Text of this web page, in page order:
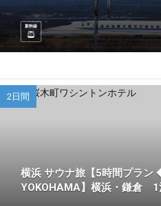
新幹線
2日間
横浜 サウナ旅【5時間プラン
YOKOHAMA】横浜・鎌倉 1